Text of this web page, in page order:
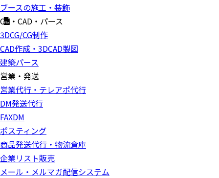
ブースの施工・装飾
CG・CAD・パース
3DCG/CG制作
CAD作成・3DCAD製図
建築パース
営業・発送
営業代行・テレアポ代行
DM発送代行
FAXDM
ポスティング
商品発送代行・物流倉庫
企業リスト販売
メール・メルマガ配信システム